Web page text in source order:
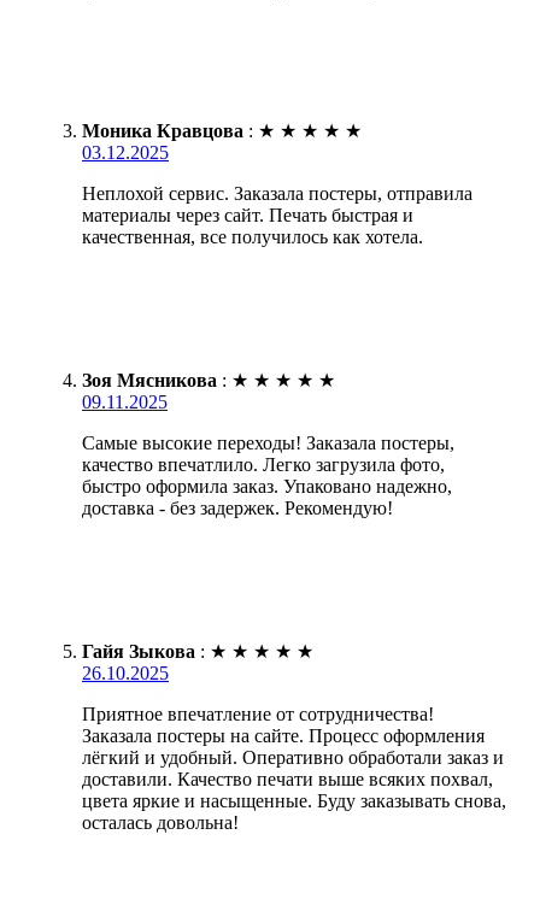
Моника Кравцова : ★ ★ ★ ★ ★
03.12.2025
Неплохой сервис. Заказала постеры, отправила
материалы через сайт. Печать быстрая и
качественная, все получилось как хотела.
Зоя Мясникова : ★ ★ ★ ★ ★
09.11.2025
Самые высокие переходы! Заказала постеры,
качество впечатлило. Легко загрузила фото,
быстро оформила заказ. Упаковано надежно,
доставка - без задержек. Рекомендую!
Гайя Зыкова : ★ ★ ★ ★ ★
26.10.2025
Приятное впечатление от сотрудничества!
Заказала постеры на сайте. Процесс оформления
лёгкий и удобный. Оперативно обработали заказ и
доставили. Качество печати выше всяких похвал,
цвета яркие и насыщенные. Буду заказывать снова,
осталась довольна!